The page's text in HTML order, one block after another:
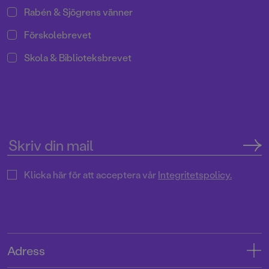
Rabén & Sjögrens vänner
Förskolebrevet
Skola & Biblioteksbrevet
Klicka här för att acceptera vårIntegritetspolicy.
Adress